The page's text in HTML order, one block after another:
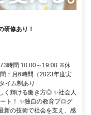
研修あり！
時間 10:00～19:00 ※休
：月6時間（2023年度実
イム制あり
く輝ける働き方◎ ✨社会人
ト！ ✨独自の教育プログ
新の技術で社会を支え、感